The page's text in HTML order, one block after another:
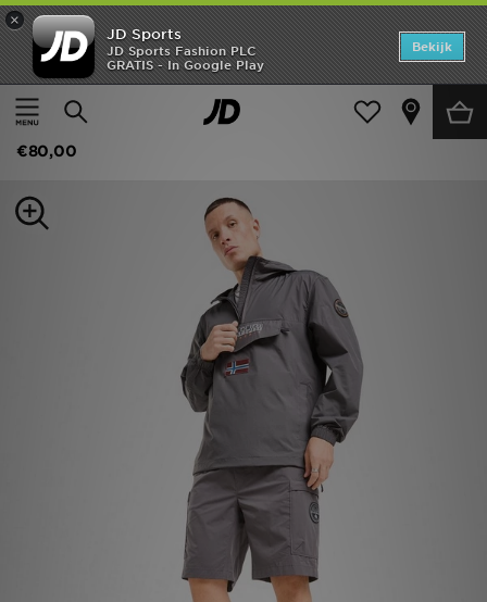
×
JD Sports
JD Sports Fashion PLC
GRATIS - In Google Play
Bekijk
Thuis
Heren Herenkleding Shorts
Napapijri Natey Cargo Shorts
€80,00
Home
Offers
Dames